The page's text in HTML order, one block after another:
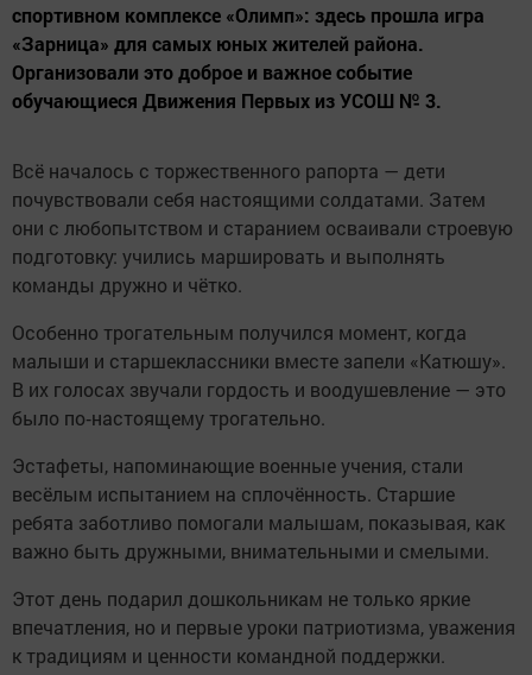
спортивном комплексе «Олимп»: здесь прошла игра
«Зарница» для самых юных жителей района.
Организовали это доброе и важное событие
обучающиеся Движения Первых из УСОШ № 3.
Всё началось с торжественного рапорта — дети
почувствовали себя настоящими солдатами. Затем
они с любопытством и старанием осваивали строевую
подготовку: учились маршировать и выполнять
команды дружно и чётко.
Особенно трогательным получился момент, когда
малыши и старшеклассники вместе запели «Катюшу».
В их голосах звучали гордость и воодушевление — это
было по‑настоящему трогательно.
Эстафеты, напоминающие военные учения, стали
весёлым испытанием на сплочённость. Старшие
ребята заботливо помогали малышам, показывая, как
важно быть дружными, внимательными и смелыми.
Этот день подарил дошкольникам не только яркие
впечатления, но и первые уроки патриотизма, уважения
к традициям и ценности командной поддержки.